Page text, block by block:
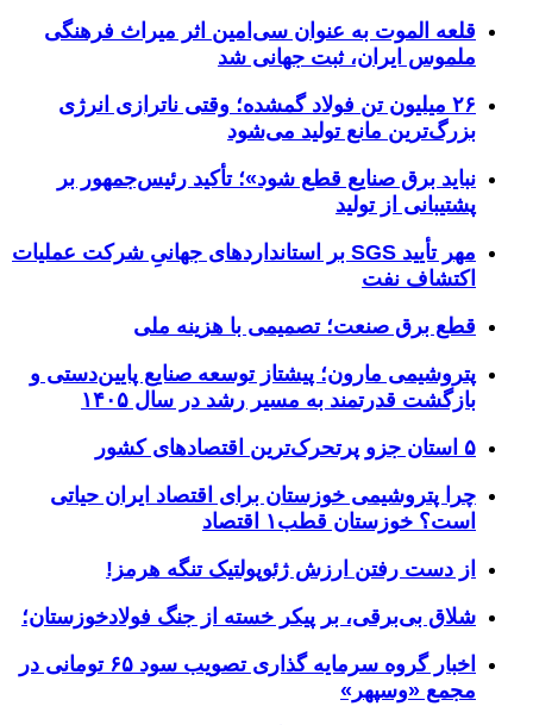
قلعه الموت به عنوان سی‌امین اثر میراث‌ فرهنگی
ملموس ایران، ثبت جهانی شد
۲۶ میلیون تن فولاد گمشده؛ وقتی ناترازی انرژی
بزرگ‌ترین مانع تولید می‌شود
نباید برق صنایع قطع شود»؛ تأکید رئیس‌جمهور بر
پشتیبانی از تولید
مهر تأیید SGS بر استانداردهای جهانیِ شرکت عملیات
اکتشاف نفت
قطع برق صنعت؛ تصمیمی با هزینه ملی
پتروشیمی مارون؛ پیشتاز توسعه صنایع پایین‌دستی و
بازگشت قدرتمند به مسیر رشد در سال ۱۴۰۵
۵ استان جزو پرتحرک‌ترین اقتصاد‌های کشور
چرا پتروشیمی خوزستان برای اقتصاد ایران حیاتی
است؟ خوزستان قطب۱ اقتصاد
از دست رفتن ارزش ژئوپولتیک تنگه هرمز!
شلاق‌ بی‌برقی، بر پیکر خسته‌ از جنگ فولادخوزستان؛
اخبار گروه سرمایه گذاری تصویب سود ۶۵ تومانی در
مجمع «وسپهر»